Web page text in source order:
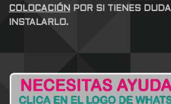
COLOCACIÓN
POR SI TIENES
INSTALARLO.